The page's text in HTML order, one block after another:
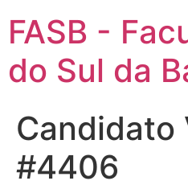
FASB -
do Sul da
Candidato
#4406